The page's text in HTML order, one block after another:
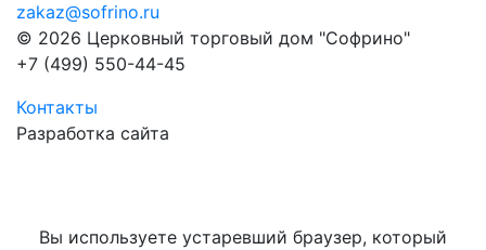
zakaz@sofrino.ru
© 2026 Церковный торговый дом "Софрино"
+7 (499) 550-44-45
Контакты
Разработка сайта
Вы используете устаревший браузер, который